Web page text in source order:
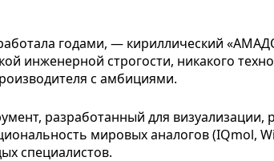
годами, — кириллический
инженерной строгости, никакого
с амбициями.